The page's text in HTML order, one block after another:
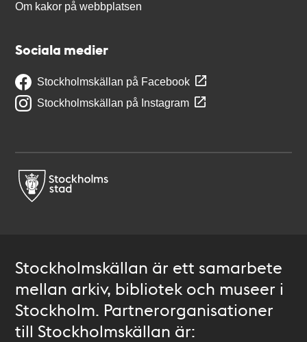
Om kakor på webbplatsen
Sociala medier
Stockholmskällan på Facebook
Stockholmskällan på Instagram
Stockholmskällan är ett samarbete
mellan arkiv, bibliotek och museer i
Stockholm. Partnerorganisationer
till Stockholmskällan är: